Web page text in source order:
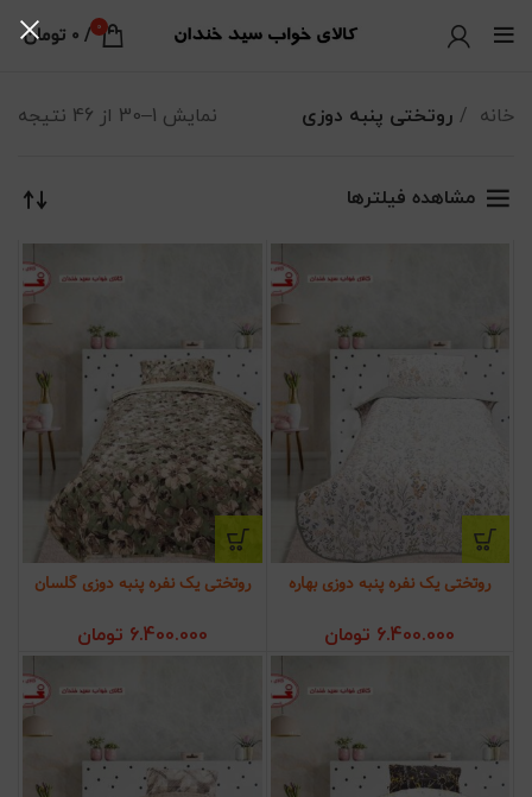
0
/
0 تومان
خانه روتختی پنبه دوزی نمایش 1–30 از 46 نتیجه
مشاهده فیلترها
روتختی یک نفره پنبه دوزی بهاره
6.400.000 تومان
روتختی یک نفره پنبه دوزی گلسان
6.400.000 تومان